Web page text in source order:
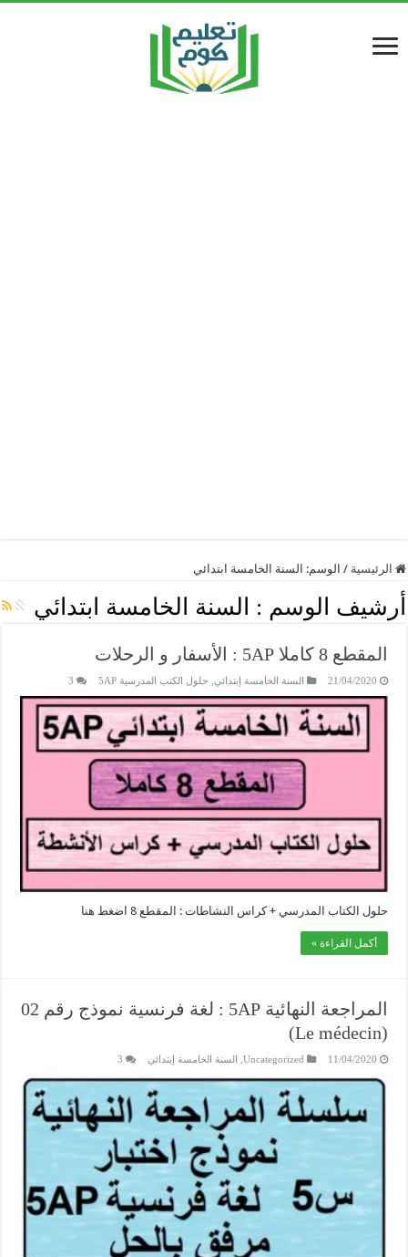
الرئيسية / الوسم: السنة الخامسة ابتدائي
أرشيف الوسم : السنة الخامسة ابتدائي
المقطع 8 كاملا 5AP : الأسفار و الرحلات
21/04/2020 السنة الخامسة إبتدائي حلول الكتب المدرسية 5AP 3
حلول الكتاب المدرسي + كراس النشاطات : المقطع 8 اضغط هنا
أكمل القراءة »
المراجعة النهائية 5AP : لغة فرنسية نموذج رقم 02
(Le médecin)
11/04/2020
Uncategorized السنة الخامسة إبتدائي 3